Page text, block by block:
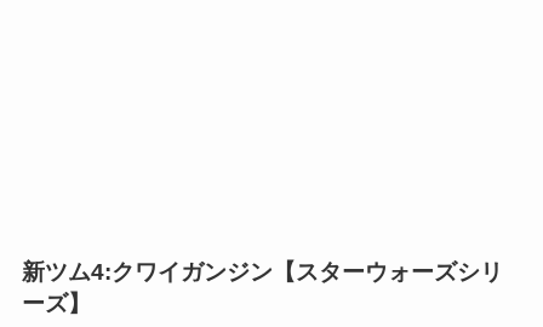
新ツム4:クワイガンジン【スターウォーズシリ
ーズ】